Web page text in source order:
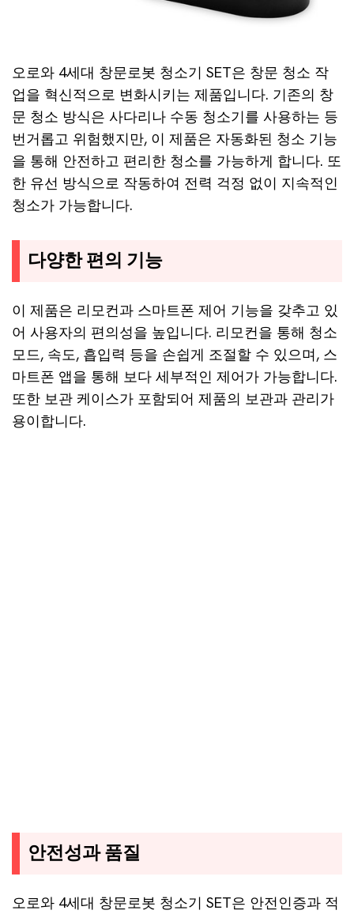
오로와 4세대 창문로봇 청소기 SET은 창문 청소 작
업을 혁신적으로 변화시키는 제품입니다. 기존의 창
문 청소 방식은 사다리나 수동 청소기를 사용하는 등
번거롭고 위험했지만, 이 제품은 자동화된 청소 기능
을 통해 안전하고 편리한 청소를 가능하게 합니다. 또
한 유선 방식으로 작동하여 전력 걱정 없이 지속적인
청소가 가능합니다.
다양한 편의 기능
이 제품은 리모컨과 스마트폰 제어 기능을 갖추고 있
어 사용자의 편의성을 높입니다. 리모컨을 통해 청소
모드, 속도, 흡입력 등을 손쉽게 조절할 수 있으며, 스
마트폰 앱을 통해 보다 세부적인 제어가 가능합니다.
또한 보관 케이스가 포함되어 제품의 보관과 관리가
용이합니다.
안전성과 품질
오로와 4세대 창문로봇 청소기 SET은 안전인증과 적